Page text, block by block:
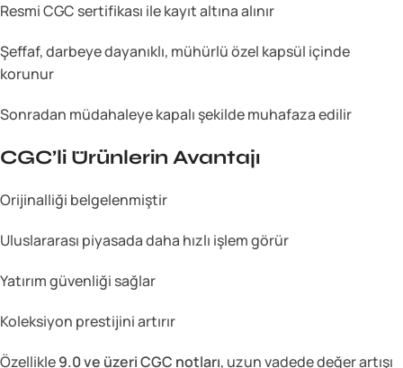
Resmi CGC sertifikası ile kayıt altına alınır
Şeffaf, darbeye dayanıklı, mühürlü özel kapsül içinde
korunur
Sonradan müdahaleye kapalı şekilde muhafaza edilir
CGC’li Ürünlerin Avantajı
Orijinalliği belgelenmiştir
Uluslararası piyasada daha hızlı işlem görür
Yatırım güvenliği sağlar
Koleksiyon prestijini artırır
Özellikle9.0 ve üzeri CGC notları, uzun vadede değer artışı